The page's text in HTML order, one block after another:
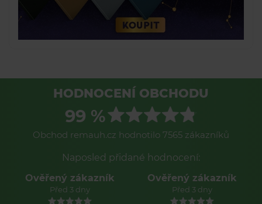
HODNOCENÍ OBCHODU
99 %
Obchod remauh.cz hodnotilo 7565 zákazníků
Naposled přidané hodnocení:
Ověřený zákazník
Před 3 dny
Ověřený zákazník
Před 3 dny